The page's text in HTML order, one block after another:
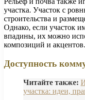
участка. Участок с
строительства и
Однако, если участок
впадины, их можно
композиций и акцентов.
Доступность
Читайте также:
участка: идеи,